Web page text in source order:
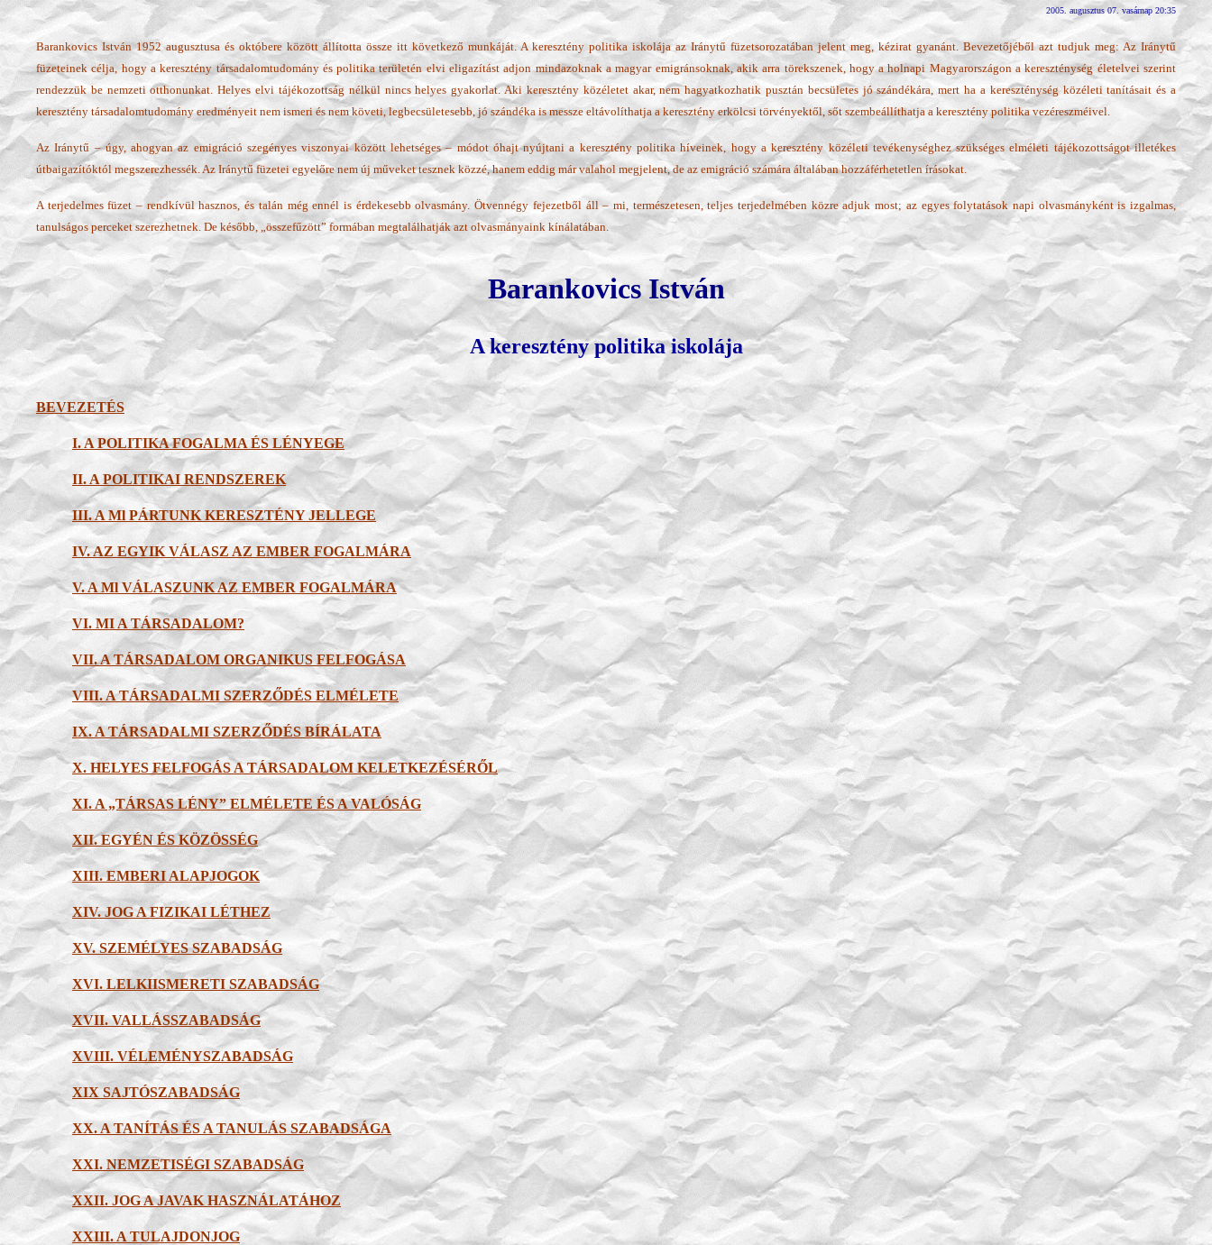
2005. augusztus 07. vasárnap 20:35
Barankovics István 1952 augusztusa és októbere között állította össze itt következő munkáját. A keresztény politika iskolája az Iránytű füzetsorozatában jelent meg, kézirat gyanánt. Bevezetőjéből azt tudjuk meg: Az Iránytű
füzeteinek célja, hogy a keresztény társadalomtudomány és politika területén elvi eligazítást adjon mindazoknak a magyar emigránsoknak, akik arra törekszenek, hogy a holnapi Magyarországon a kereszténység életelvei szerint
rendezzük be nemzeti otthonunkat. Helyes elvi tájékozottság nélkül nincs helyes gyakorlat. Aki keresztény közéletet akar, nem hagyatkozhatik pusztán becsületes jó szándékára, mert ha a kereszténység közéleti tanításait és a
keresztény társadalomtudomány eredményeit nem ismeri és nem követi, legbecsületesebb, jó szándéka is messze eltávolíthatja a keresztény erkölcsi törvényektől, sőt szembeállíthatja a keresztény politika vezéreszméivel.
Az Iránytű – úgy, ahogyan az emigráció szegényes viszonyai között lehetséges – módot óhajt nyújtani a keresztény politika híveinek, hogy a keresztény közéleti tevékenységhez szükséges elméleti tájékozottságot illetékes
útbaigazítóktól megszerezhessék. Az Iránytű füzetei egyelőre nem új műveket tesznek közzé, hanem eddig már valahol megjelent, de az emigráció számára általában hozzáférhetetlen írásokat.
A terjedelmes füzet – rendkívül hasznos, és talán még ennél is érdekesebb olvasmány. Ötvennégy fejezetből áll – mi, természetesen, teljes terjedelmében közre adjuk most; az egyes folytatások napi olvasmányként is izgalmas,
tanulságos perceket szerezhetnek. De később, „összefűzött” formában megtalálhatják azt olvasmányaink kínálatában.
Barankovics István
A keresztény politika iskolája
BEVEZETÉS
I. A POLITIKA FOGALMA ÉS LÉNYEGE
II. A POLITIKAI RENDSZEREK
III. A Ml PÁRTUNK KERESZTÉNY JELLEGE
IV. AZ EGYIK VÁLASZ AZ EMBER FOGALMÁRA
V. A Ml VÁLASZUNK AZ EMBER FOGALMÁRA
VI. MI A TÁRSADALOM?
VII. A TÁRSADALOM ORGANIKUS FELFOGÁSA
VIII. A TÁRSADALMI SZERZŐDÉS ELMÉLETE
IX. A TÁRSADALMI SZERZŐDÉS BÍRÁLATA
X. HELYES FELFOGÁS A TÁRSADALOM KELETKEZÉSÉRŐL
XI. A „TÁRSAS LÉNY” ELMÉLETE ÉS A VALÓSÁG
XII. EGYÉN ÉS KÖZÖSSÉG
XIII. EMBERI ALAPJOGOK
XIV. JOG A FIZIKAI LÉTHEZ
XV. SZEMÉLYES SZABADSÁG
XVI. LELKIISMERETI SZABADSÁG
XVII. VALLÁSSZABADSÁG
XVIII. VÉLEMÉNYSZABADSÁG
XIX SAJTÓSZABADSÁG
XX. A TANÍTÁS ÉS A TANULÁS SZABADSÁGA
XXI. NEMZETISÉGI SZABADSÁG
XXII. JOG A JAVAK HASZNÁLATÁHOZ
XXIII. A TULAJDONJOG